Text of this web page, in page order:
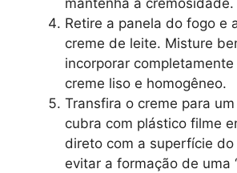
mantenha a cremosidade.
Retire a panela do fogo e
creme de leite. Misture
incorporar
creme liso e homogêneo.
Transfira o creme para
cubra com plástico filme
direto com a superfície do
evitar a formação de uma